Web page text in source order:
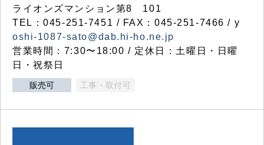
ライオンズマンション第8 101
TEL：045-251-7451 / FAX：045-251-7466 / y
oshi-1087-sato@dab.hi-ho.ne.jp
営業時間：7:30〜18:00 / 定休日：土曜日・日曜
日・祝祭日
販売可 工事・取付可